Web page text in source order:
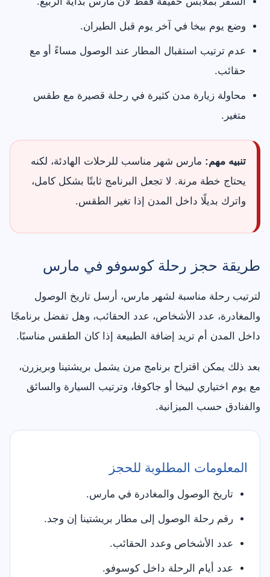
وضع يوم بيخا في آخر يوم قبل الطيران.
عدم ترتيب استقبال المطار عند الوصول مساءً أو مع
حقائب.
محاولة زيارة مدن كثيرة في رحلة قصيرة مع طقس
متغير.
تنبيه مهم: مارس شهر مناسب للرحلات الهادئة، لكنه
يحتاج خطة مرنة. لا تجعل البرنامج ثابتًا بشكل كامل،
واترك بديلًا داخل المدن إذا تغير الطقس.
طريقة حجز رحلة كوسوفو في مارس
لترتيب رحلة مناسبة لشهر مارس، أرسل تاريخ الوصول
والمغادرة، عدد الأشخاص، عدد الحقائب، وهل تفضل برنامجًا
داخل المدن أم تريد إضافة الطبيعة إذا كان الطقس مناسبًا.
بعد ذلك يمكن اقتراح برنامج مرن يشمل بريشتينا وبريزرن،
مع يوم اختياري لبيخا أو جاكوفا، وترتيب السيارة والسائق
والفنادق حسب الميزانية.
المعلومات المطلوبة للحجز
تاريخ الوصول والمغادرة في مارس.
رقم رحلة الوصول إلى مطار بريشتينا إن وجد.
عدد الأشخاص وعدد الحقائب.
عدد أيام الرحلة داخل كوسوفو.